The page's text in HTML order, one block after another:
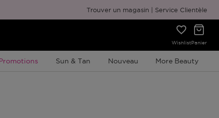
Emballage cadeau gratuit
Trouver un magasin Service Clientèle
WishlistPanier
À Durée Limitée
Sun & Tan Nouveau More Beauty